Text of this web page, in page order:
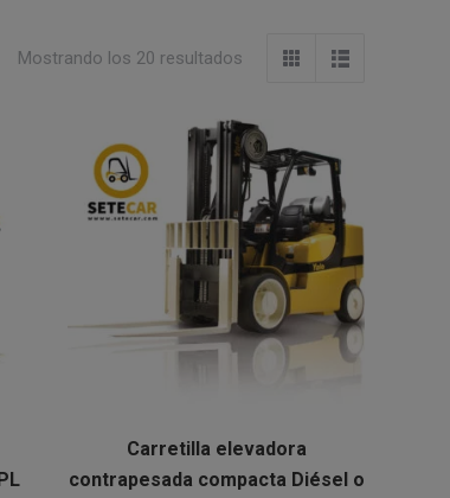
Mostrando los 20 resultados
Carretilla elevadora
contrapesada compacta Diésel o